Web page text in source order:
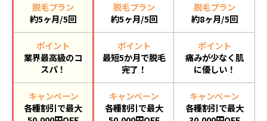
脱毛プラン
約5ヶ月/5回
脱毛プラン
約5ヶ月/5回
脱毛プラン
約8ヶ月/5回
ポイント
業界最高級のコ
スパ！
ポイント
最短5か月で脱毛
完了！
ポイント
痛みが少なく肌
に優しい！
キャンペーン
各種割引で最大
キャンペーン
各種割引で最大
キャンペーン
各種割引で最大